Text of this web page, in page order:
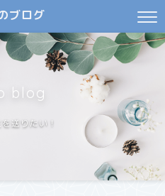
ブログ
blog
送りたい！